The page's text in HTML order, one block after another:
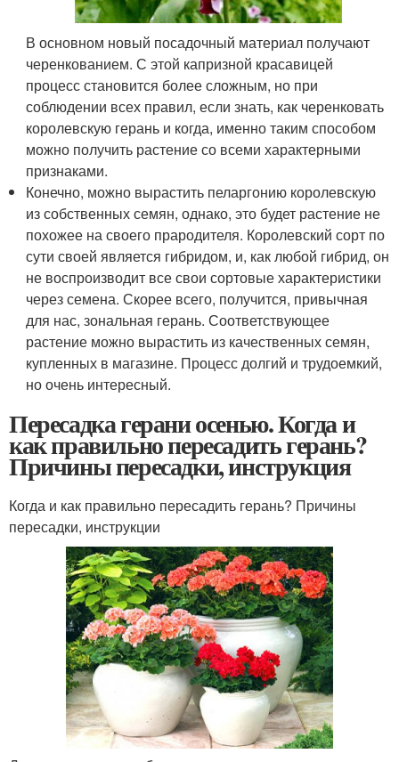
В основном новый посадочный материал получают
черенкованием. С этой капризной красавицей
процесс становится более сложным, но при
соблюдении всех правил, если знать, как черенковать
королевскую герань и когда, именно таким способом
можно получить растение со всеми характерными
признаками.
Конечно, можно вырастить пеларгонию королевскую
из собственных семян, однако, это будет растение не
похожее на своего прародителя. Королевский сорт по
сути своей является гибридом, и, как любой гибрид, он
не воспроизводит все свои сортовые характеристики
через семена. Скорее всего, получится, привычная
для нас, зональная герань. Соответствующее
растение можно вырастить из качественных семян,
купленных в магазине. Процесс долгий и трудоемкий,
но очень интересный.
Пересадка герани осенью. Когда и
как правильно пересадить герань?
Причины пересадки, инструкция
Когда и как правильно пересадить герань? Причины
пересадки, инструкции